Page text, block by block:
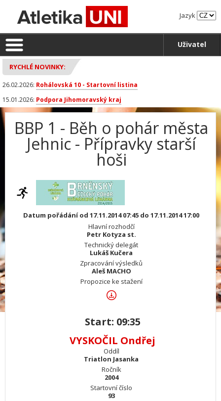
Jazyk
Uživatel
RYCHLÉ NOVINKY:
26.02.2026: Rohálovská 10 - Startovní listina
15.01.2026: Podpora Jihomoravský kraj
BBP 1 - Běh o pohár města
Jehnic - Přípravky starší
hoši
Datum pořádání od 17.11.2014 07:45 do 17.11.2014 17:00
Hlavní rozhodčí
Petr Kotyza st.
Technický delegát
Lukáš Kučera
Zpracování výsledků
Aleš MACHO
Propozice ke stažení
Start: 09:35
VYSKOČIL Ondřej
Oddíl
Triatlon Jasanka
Ročník
2004
Startovní číslo
93